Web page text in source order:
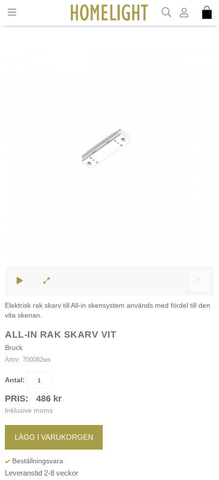
INKL. MOMS
Elektrisk rak skarv till All-in skensystem används med fördel till den
vita skenan.
ALL-IN RAK SKARV VIT
Bruck
Artnr: 700082ws
Antal:
PRIS: 486 kr
Inklusive moms
LÄGG I VARUKORGEN
Leveranstid 2-8 veckor